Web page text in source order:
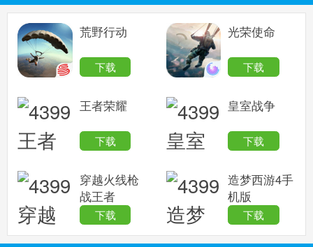
荒野行动
下载
光荣使命
下载
王者荣耀
下载
皇室战争
下载
穿越火线枪
战王者
下载
造梦西游4手
机版
下载